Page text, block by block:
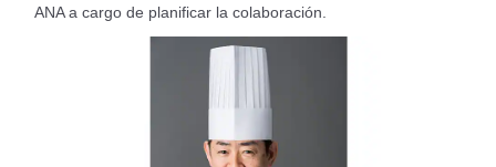
ANA a cargo de planificar la colaboración.